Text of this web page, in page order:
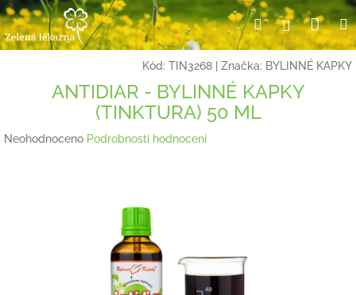
Přejít
na
obsah
HledatPřihlášení
Kód: TIN3268 Značka: BYLINNÉ KAPKY
ANTIDIAR - BYLINNÉ KAPKY
(TINKTURA) 50 ML
Průměrné
Neohodnoceno Podrobnosti hodnocení